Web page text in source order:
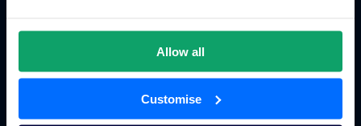
Allow all
Customise
กลุ่มโรงแรมและเครือโรงแรม
บริษัท